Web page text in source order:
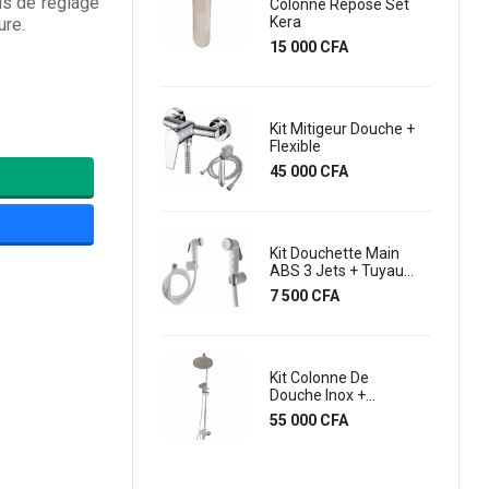
En Laiton...
000 CFA
500 CFA
Colonne Repose Set
Kera
Prix
15 000 CFA
Kit Mitigeur Douche +
Flexible
Prix
45 000 CFA
Kit Douchette Main
ABS 3 Jets + Tuyau...
Prix
7 500 CFA
Kit Colonne De
Douche Inox +...
Prix
55 000 CFA